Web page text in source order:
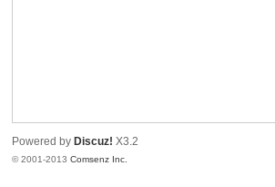
Powered by Discuz! X3.2
© 2001-2013Comsenz Inc.